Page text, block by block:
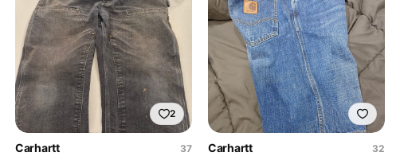
2
Carhartt
37
Carhartt
32